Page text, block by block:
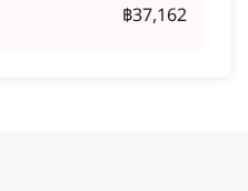
฿37,162